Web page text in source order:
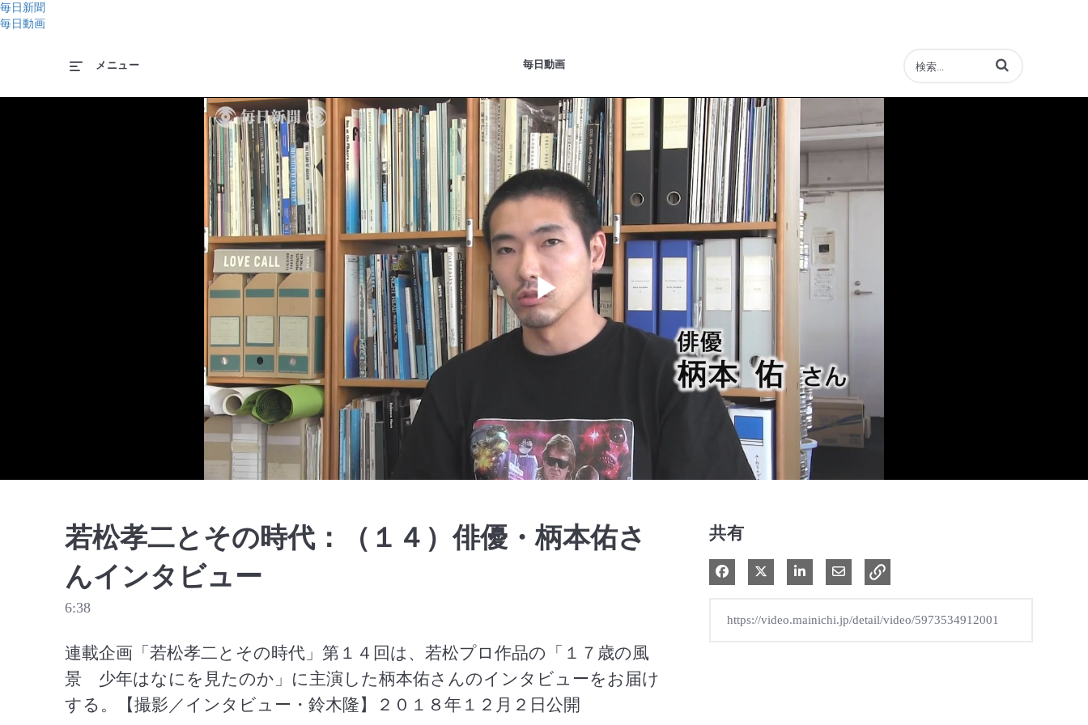
毎日新聞
毎日動画
毎日動画
メニュー 動画の検索語句を入力
Play
Video
若松孝二とその時代：（１４）俳優・柄本佑さ
んインタビュー
6:38
連載企画「若松孝二とその時代」第１４回は、若松プロ作品の「１７歳の風
景　少年はなにを見たのか」に主演した柄本佑さんのインタビューをお届け
する。【撮影／インタビュー・鈴木隆】２０１８年１２月２日公開
共有
Facebook で共有
Xで共有する
LinkedIn で共有電子メールで共有